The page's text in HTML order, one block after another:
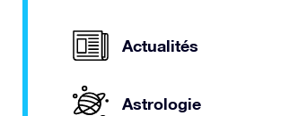
Actualités
Astrologie